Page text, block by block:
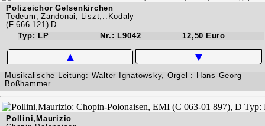
Polizeichor Gelsenkirchen
Tedeum, Zandonai, Liszt,..Kodaly
(F 666 121) D
Typ: LP
Nr.: L9042 12,50 Euro
▲ ▼
Musikalische Leitung: Walter Ignatowsky, Orgel : Hans-Georg
Boßhammer.
Pollini,Maurizio